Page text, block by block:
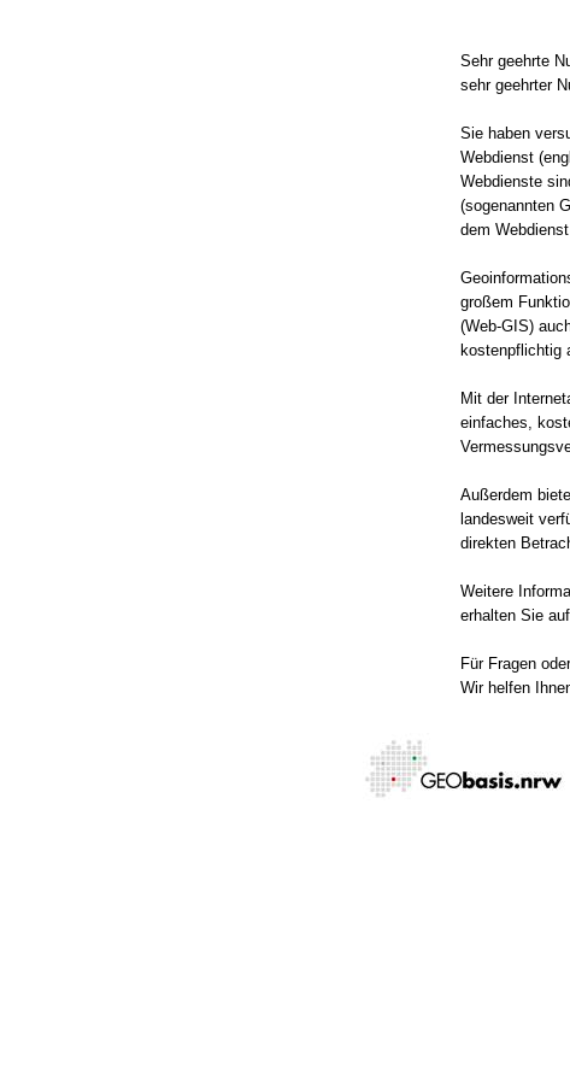
Sehr geehrte
sehr geehrter
Sie haben
Webdienst
Webdienste
(sogenannten
dem
großem
(Web-GIS)
kostenpflichtig
Mit der
einfaches,
Außerdem
landesweit
direkten
Weitere
erhalten Sie
Für Fragen
Wir helfen